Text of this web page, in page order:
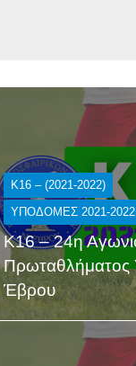
K16 – (2021-2022)
ΥΠΟΔΟΜΕΣ 2021-2022
Κ16 – 24η
Έβρου